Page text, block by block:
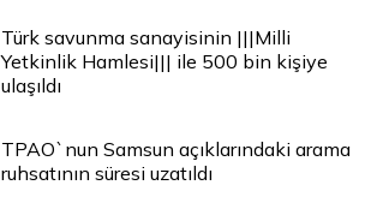
Türk savunma sanayisinin |||Milli
Yetkinlik Hamlesi||| ile 500 bin kişiye
ulaşıldı
TPAO`nun Samsun açıklarındaki arama
ruhsatının süresi uzatıldı